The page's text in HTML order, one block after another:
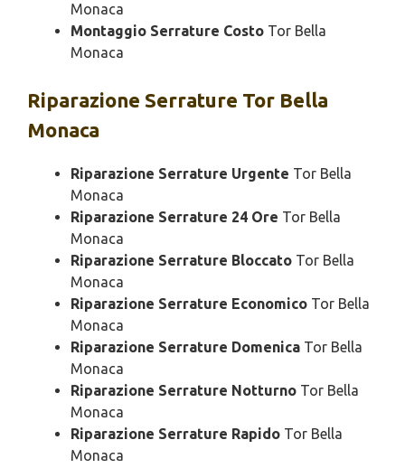
Monaca
Montaggio Serrature Costo Tor Bella
Monaca
Riparazione Serrature Tor Bella
Monaca
Riparazione Serrature Urgente Tor Bella
Monaca
Riparazione Serrature 24 Ore Tor Bella
Monaca
Riparazione Serrature Bloccato Tor Bella
Monaca
Riparazione Serrature Economico Tor Bella
Monaca
Riparazione Serrature Domenica Tor Bella
Monaca
Riparazione Serrature Notturno Tor Bella
Monaca
Riparazione Serrature Rapido Tor Bella
Monaca